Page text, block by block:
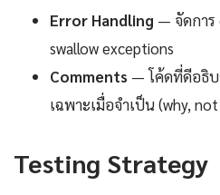
Error Handling — จัดการ
swallow exceptions
Comments — โค้ดที่ดีอธิบ
เฉพาะเมื่อจำเป็น (why,
Testing Strategy